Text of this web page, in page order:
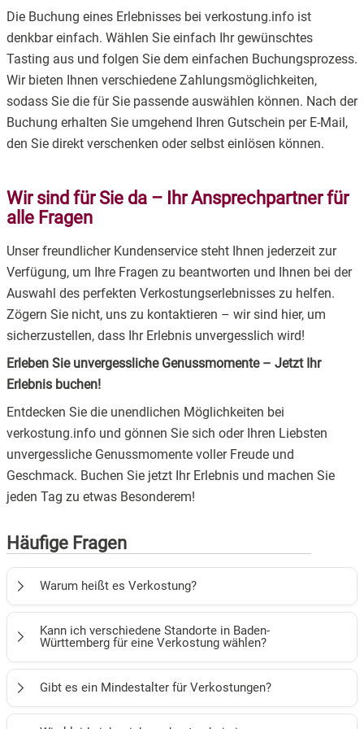
Die Buchung eines Erlebnisses bei verkostung.info ist
denkbar einfach. Wählen Sie einfach Ihr gewünschtes
Tasting aus und folgen Sie dem einfachen Buchungsprozess.
Wir bieten Ihnen verschiedene Zahlungsmöglichkeiten,
sodass Sie die für Sie passende auswählen können. Nach der
Buchung erhalten Sie umgehend Ihren Gutschein per E-Mail,
den Sie direkt verschenken oder selbst einlösen können.
Wir sind für Sie da – Ihr Ansprechpartner für
alle Fragen
Unser freundlicher Kundenservice steht Ihnen jederzeit zur
Verfügung, um Ihre Fragen zu beantworten und Ihnen bei der
Auswahl des perfekten Verkostungserlebnisses zu helfen.
Zögern Sie nicht, uns zu kontaktieren – wir sind hier, um
sicherzustellen, dass Ihr Erlebnis unvergesslich wird!
Erleben Sie unvergessliche Genussmomente – Jetzt Ihr
Erlebnis buchen!
Entdecken Sie die unendlichen Möglichkeiten bei
verkostung.info und gönnen Sie sich oder Ihren Liebsten
unvergessliche Genussmomente voller Freude und
Geschmack. Buchen Sie jetzt Ihr Erlebnis und machen Sie
jeden Tag zu etwas Besonderem!
Häufige Fragen
Warum heißt es Verkostung?
des Probierens und Genießens verschiedener Speisen oder
Getränke zu beschreiben. Der Fokus liegt dabei auf der
sensorischen Erfahrung und dem Erkunden der Aromen
und Geschmacksrichtungen.
Kann ich verschiedene Standorte in Baden-
Württemberg für eine Verkostung wählen?
Standorten und Locations in Baden-Württemberg an, aus
Gibt es ein Mindestalter für Verkostungen?